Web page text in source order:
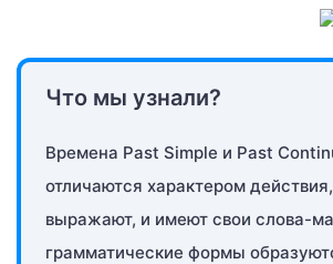
Что мы узнали?
Времена Past Simple и Past
отличаются характером
выражают, и имеют свои слова-
грамматические формы